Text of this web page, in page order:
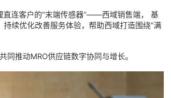
直连客户的“末端传感器”——西域销售端， 基
续优化改善服务体验，帮助西域打造围绕“满
同推动MRO供应链数字协同与增长。